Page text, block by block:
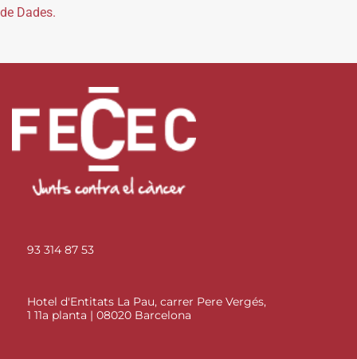
de Dades.
93 314 87 53
Hotel d'Entitats La Pau, carrer Pere Vergés,
1 11a planta | 08020 Barcelona